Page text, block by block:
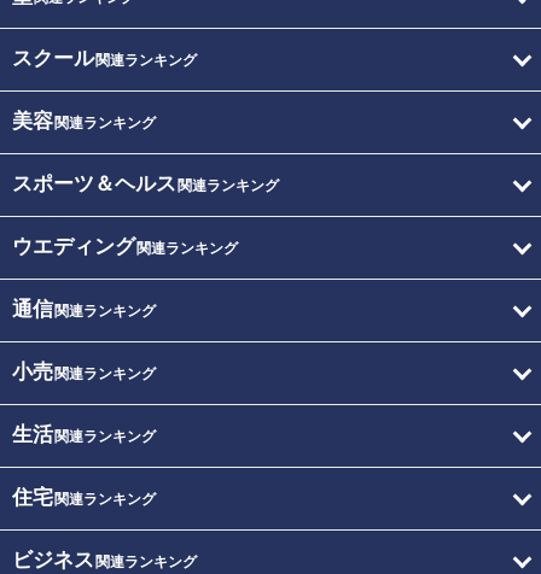
スクール関連ランキング
美容関連ランキング
スポーツ＆ヘルス 関連ランキング
ウエディング関連ランキング
通信関連ランキング
小売関連ランキング
生活関連ランキング
住宅関連ランキング
ビジネス 関連ランキング